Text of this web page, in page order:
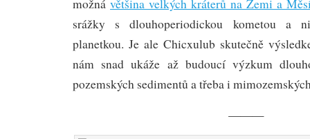
možnávětšina velkých kráterů na Zemi a
srážky s dlouhoperiodickou kometou a
planetkou. Je ale Chicxulub skutečně
nám snad ukáže až budoucí výzkum
pozemských sedimentů a třeba i
———